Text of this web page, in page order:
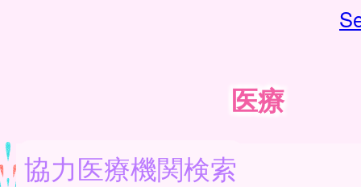
医療
協力医療機関検索